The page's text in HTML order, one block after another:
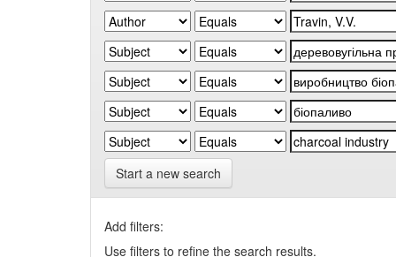
Start a new search
Add filters:
Use filters to refine the search results.